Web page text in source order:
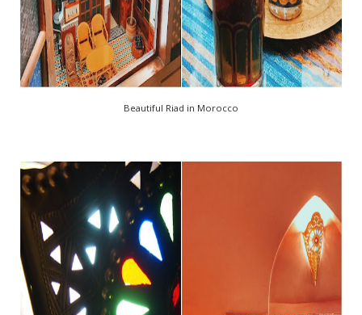
Beautiful Riad in Morocco